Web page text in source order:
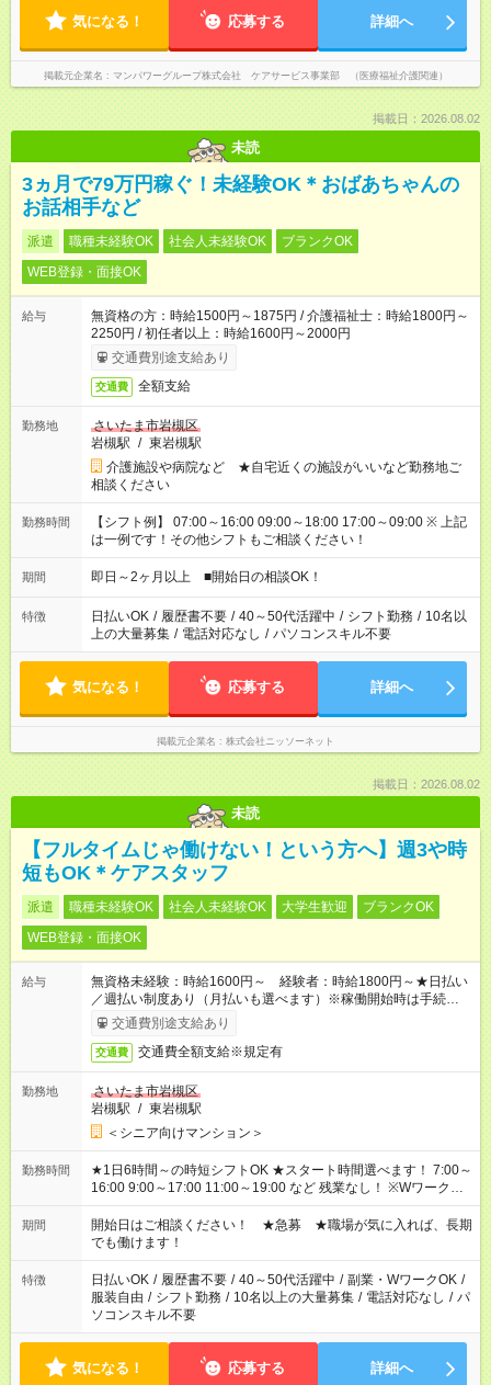
気になる！ 応募する 詳細へ
掲載元企業名 マンパワーグループ株式会社 ケアサービス事業部 （医療福祉介護関連）
掲載日：2026.08.02
未読
3ヵ月で79万円稼ぐ！未経験OK＊おばあちゃんの
お話相手など
派遣 職種未経験OK 社会人未経験OK
ブランクOK
WEB登録・面接OK
給与
無資格の方：時給1500円～1875円 / 介護福祉士：時給1800円～
2250円 / 初任者以上：時給1600円～2000円
交通費別途支給あり
交通費 全額支給
勤務地
さいたま市岩槻区
岩槻駅 / 東岩槻駅
介護施設や病院など ★自宅近くの施設がいいなど勤務地ご
相談ください
勤務時間
【シフト例】 07:00～16:00 09:00～18:00 17:00～09:00 ※ 上記
は一例です！その他シフトもご相談ください！
期間 即日～2ヶ月以上 ■開始日の相談OK！
特徴 日払いOK / 履歴書不要 / 40～50代活躍中 / シフト勤務 / 10名以
上の大量募集 / 電話対応なし / パソコンスキル不要
気になる！ 応募する 詳細へ
掲載元企業名 株式会社ニッソーネット
掲載日：2026.08.02
未読
【フルタイムじゃ働けない！という方へ】週3や時
短もOK＊ケアスタッフ
派遣 職種未経験OK 社会人未経験OK 大学生歓迎
ブランクOK
WEB登録・面接OK
給与
無資格未経験：時給1600円～ 経験者：時給1800円～★日払い
／週払い制度あり（月払いも選べます）※稼働開始時は手続き完
了次第のお支払いとなります。
交通費別途支給あり
交通費 交通費全額支給※規定有
勤務地
さいたま市岩槻区
岩槻駅 / 東岩槻駅
＜シニア向けマンション＞
勤務時間
★1日6時間～の時短シフトOK ★スタート時間選べます！ 7:00～
16:00 9:00～17:00 11:00～19:00 など 残業なし！ ※Wワークの
場合、他のお仕事と合わせ週40時間超の就業はご案内できませ
ん ※法令に基づき、週20時間以上勤務は社会保険への加入対象
となります ※労働者派遣法（日雇い派遣の原則禁止）により、
短時間・短期間の就業はご案内が難しい場合があります
期間
開始日はご相談ください！ ★急募 ★職場が気に入れば、長期
でも働けます！
特徴 日払いOK / 履歴書不要 / 40～50代活躍中 / 副業・WワークOK /
服装自由 / シフト勤務 / 10名以上の大量募集 / 電話対応なし / パ
ソコンスキル不要
気になる！ 応募する 詳細へ